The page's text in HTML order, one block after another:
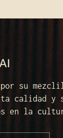
por su
calidad y
en la